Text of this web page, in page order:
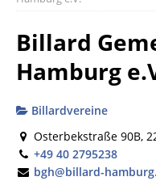
Billard
Hamburg
Billardvereine
Osterbekstraße 90B,
+49 40 2795238
bgh@billard-